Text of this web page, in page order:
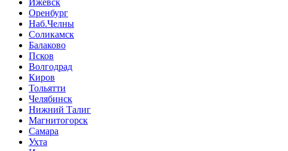
Ижевск
Оренбург
Наб.Челны
Соликамск
Балаково
Псков
Волгодрад
Киров
Тольятти
Челябинск
Нижний Талиг
Магнитогорск
Самара
Ухта